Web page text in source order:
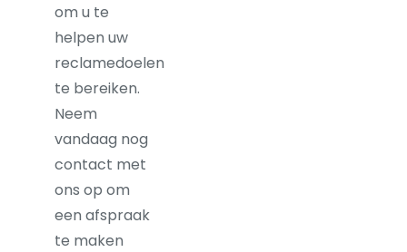
om u te
helpen uw
reclamedoelen
te bereiken.
Neem
vandaag nog
contact met
ons op om
een afspraak
te maken